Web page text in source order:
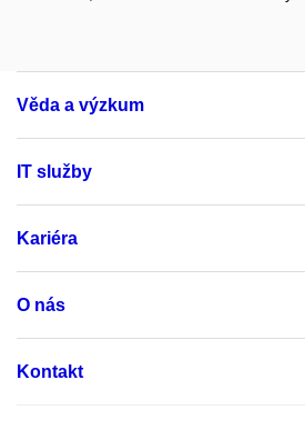
Věda a výzkum
IT služby
Kariéra
O nás
Kontakt